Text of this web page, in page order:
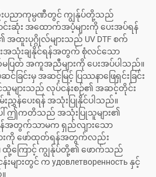
ည်းပညာကုမ္ပဏီတွင် ကျွန်ုပ်တို့သည်
းဆုံး အထောက်အပံ့များကို ပေးအပ်ရန်
းပုဂ္ဂိုလ်များသည် UV DTF စက်
းအသုံးချနိုင်ရန်အတွက် စုံလင်သော
မပြတ် အကူအညီများကို ပေးအပ်ပါသည်။
ြင်းမှ အဆင့်မြင့် ပြဿနာဖြေရှင်းခြင်း
များသည် လုပ်ငန်းစဉ်၏ အဆင့်တိုင်း
ညွှန်ပေးရန် အသုံးပြုနိုင်ပါသည်။
ါ် ဤကတိသည် အသုံးပြုသူများ၏
အတွက်သာမက ရှည်လျားသော
းကို ဖော်ထုတ်ရန်အတွက်လည်း
ကြောင့် ကျွန်ုပ်တို့၏ ဖောက်သည်
ားတွင် က удовлетворенность နှင့်